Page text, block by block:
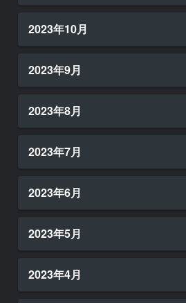
2023年10月
2023年9月
2023年8月
2023年7月
2023年6月
2023年5月
2023年4月